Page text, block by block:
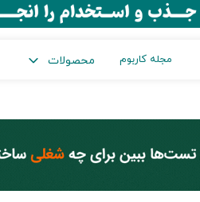
مجله کاربوم محصولات